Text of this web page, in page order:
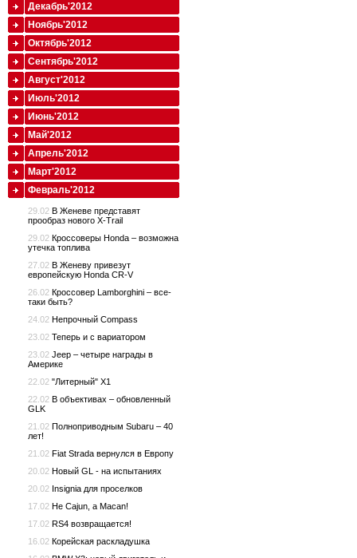
Декабрь'2012
Ноябрь'2012
Октябрь'2012
Сентябрь'2012
Август'2012
Июль'2012
Июнь'2012
Май'2012
Апрель'2012
Март'2012
Февраль'2012
29.02 В Женеве представят
прообраз нового X-Trail
29.02 Кроссоверы Honda – возможна
утечка топлива
27.02 В Женеву привезут
европейскую Honda CR-V
26.02 Кроссовер Lamborghini – все-
таки быть?
24.02 Непрочный Compass
23.02 Теперь и с вариатором
23.02 Jeep – четыре награды в
Америке
22.02 "Литерный" X1
22.02 В объективах – обновленный
GLK
21.02 Полноприводным Subaru – 40
лет!
21.02 Fiat Strada вернулся в Европу
20.02 Новый GL - на испытаниях
20.02 Insignia для проселков
17.02 Не Cajun, а Macan!
17.02 RS4 возвращается!
16.02 Корейская раскладушка